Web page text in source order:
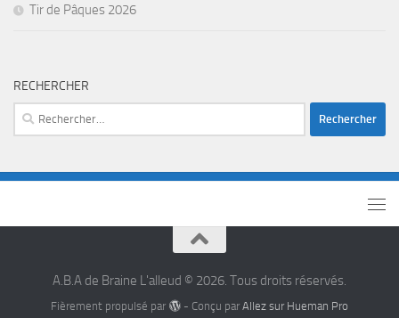
Tir de Pâques 2026
RECHERCHER
A.B.A de Braine L'alleud © 2026. Tous droits réservés.
Fièrement propulsé par - Conçu par Allez sur Hueman Pro